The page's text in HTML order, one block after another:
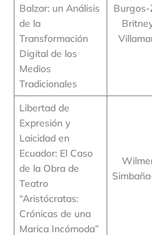
Balzar: un Análisis
de la
Transformación
Digital de los
Medios
Tradicionales
Burgos-
Libertad de
Expresión y
Laicidad en
Ecuador: El Caso
de la Obra de
Teatro
“Aristócratas:
Crónicas de una
Marica Incómoda”